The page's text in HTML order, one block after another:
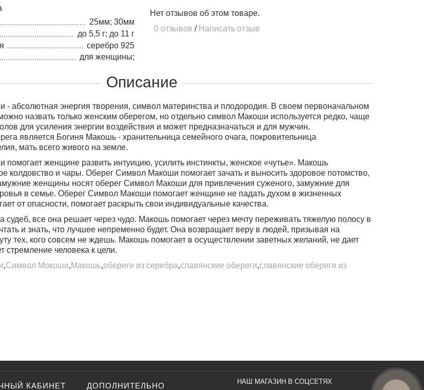
25мм; 30мм
до 5,5 г; до 11 г
серебро 925
для женщины;
Нет отзывов об этом товаре.
0 отзывов / Написать отзыв
Описание
абсолютная энергия творения, символ материнства и плодородия. В своем первоначальном
назвать только женским оберегом, но отдельно символ Макоши используется редко, чаще
для усиления энергии воздействия и может предназначаться и для мужчин.
является Богиня Макошь - хранительница семейного очага, покровительница
мать всего живого на земле.
женщине развить интуицию, усилить инстинкты, женское «чутье». Макошь
колдовство и чары. Оберег Символ Макоши помогает зачать и выносить здоровое потомство,
женщины носят оберег Символ Макоши для привлечения суженого, замужние для
в семье. Оберег Символ Макоши помогает женщине не падать духом в жизненных
от опасности, помогает раскрыть свои индивидуальные качества.
все она решает через чудо. Макошь помогает через мечту переживать тяжелую полосу в
и знать, что лучшее непременно будет. Она возвращает веру в людей, призывая на
тех, кого совсем не ждешь. Макошь помогает в осуществлении заветных желаний, не дает
стремление человека к цели.
,Символ Мокоши,Макошь,обереги из серебра,славянские обереги,славянские обереги из
КАБИНЕТ ДОПОЛНИТЕЛЬНО НАШ МАГАЗИН В СОЦСЕТЯХ